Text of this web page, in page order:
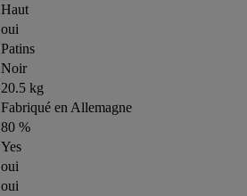
Haut
oui
Patins
Noir
20.5 kg
Fabriqué en Allemagne
80 %
Yes
oui
oui